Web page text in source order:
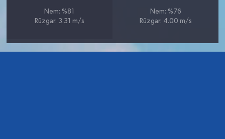
Nem: %81
Rüzgar: 3.31 m/s
Nem: %76
Rüzgar: 4.00 m/s